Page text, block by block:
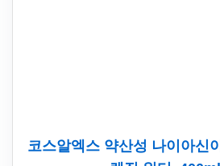
코스알엑스 약산성 나이아신